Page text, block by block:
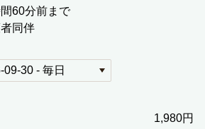
60分前まで
同伴
1,980円